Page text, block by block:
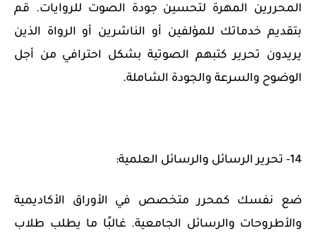
المحررين المهرة لتحسين جودة الصوت للروايات. قم
بتقديم خدماتك للمؤلفين أو الناشرين أو الرواة الذين
يريدون تحرير كتبهم الصوتية بشكل احترافي من أجل
الوضوح والسرعة والجودة الشاملة.
14- تحرير الرسائل والرسائل العلمية:
ضع نفسك كمحرر متخصص في الأوراق الأكاديمية
والأطروحات والرسائل الجامعية. غالبًا ما يطلب طلاب